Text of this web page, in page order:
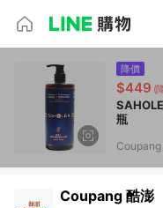
降價
$449 (
SAHOLEA
瓶
Coupang 酷澎